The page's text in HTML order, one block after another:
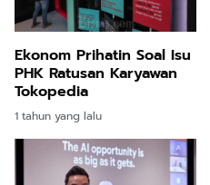
Ekonom Prihatin Soal Isu
PHK Ratusan Karyawan
Tokopedia
1 tahun yang lalu